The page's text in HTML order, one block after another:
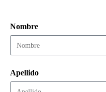
Nombre
Apellido